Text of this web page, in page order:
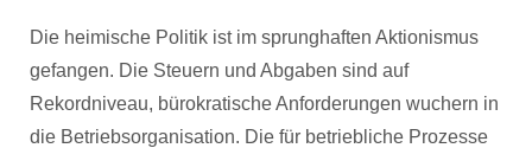
Die heimische Politik ist im sprunghaften Aktionismus
gefangen. Die Steuern und Abgaben sind auf
Rekordniveau, bürokratische Anforderungen wuchern in
die Betriebsorganisation. Die für betriebliche Prozesse